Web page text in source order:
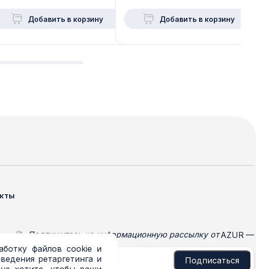
Добавить в корзину Добавить в корзину
файлов cookie и
ретаргетинга и
Подпишитесь на информационную рассылку от AZUR —
Подписаться